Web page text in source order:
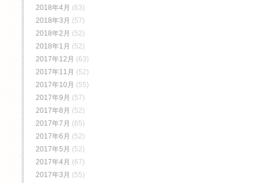
2018年4月 (63)
2018年3月 (57)
2018年2月 (52)
2018年1月 (52)
2017年12月 (63)
2017年11月 (52)
2017年10月 (55)
2017年9月 (57)
2017年8月 (52)
2017年7月 (65)
2017年6月 (52)
2017年5月 (52)
2017年4月 (67)
2017年3月 (55)